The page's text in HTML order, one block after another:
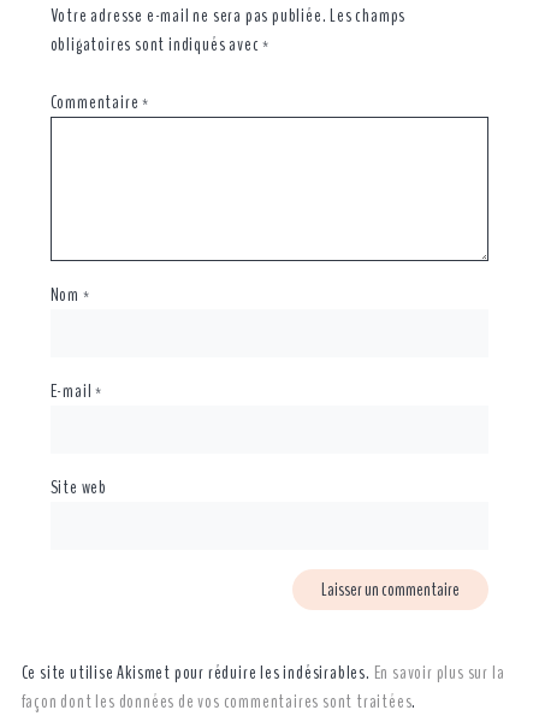
Votre adresse e-mail ne sera pas publiée.Les champs
obligatoires sont indiqués avec*
Commentaire*
Nom *
E-mail*
Site web
Ce site utilise Akismet pour réduire les indésirables. En savoir plus sur la
façon dont les données de vos commentaires sont traitées.